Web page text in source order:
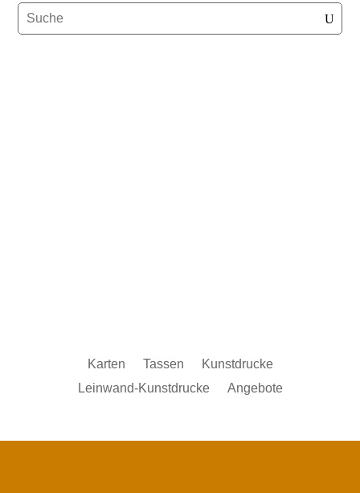
Karten Tassen
Kunstdrucke
Leinwand-Kunstdrucke
Angebote